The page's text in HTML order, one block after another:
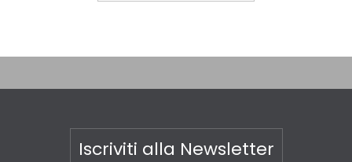
Iscriviti alla Newsletter